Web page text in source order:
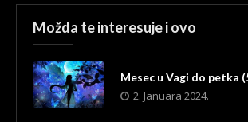
Možda te interesuje i ovo
Mesec u Vagi do petka
2. Januara 2024.